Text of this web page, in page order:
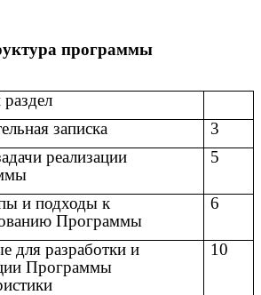
программы
записка
3
реализации
5
и подходы к
Программы
6
для разработки и
Программы
10